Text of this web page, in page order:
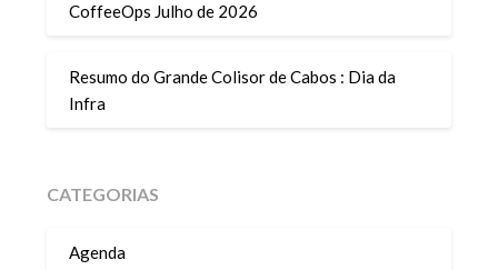
CoffeeOps Julho de 2026
Resumo do Grande Colisor de Cabos : Dia da
Infra
CATEGORIAS
Agenda